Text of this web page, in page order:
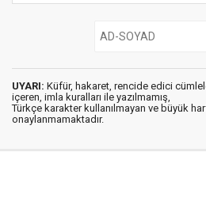
UYARI: Küfür, hakaret, rencide edici
içeren, imla kuralları ile yazılmamış,
Türkçe karakter kullanılmayan ve büyük
onaylanmamaktadır.